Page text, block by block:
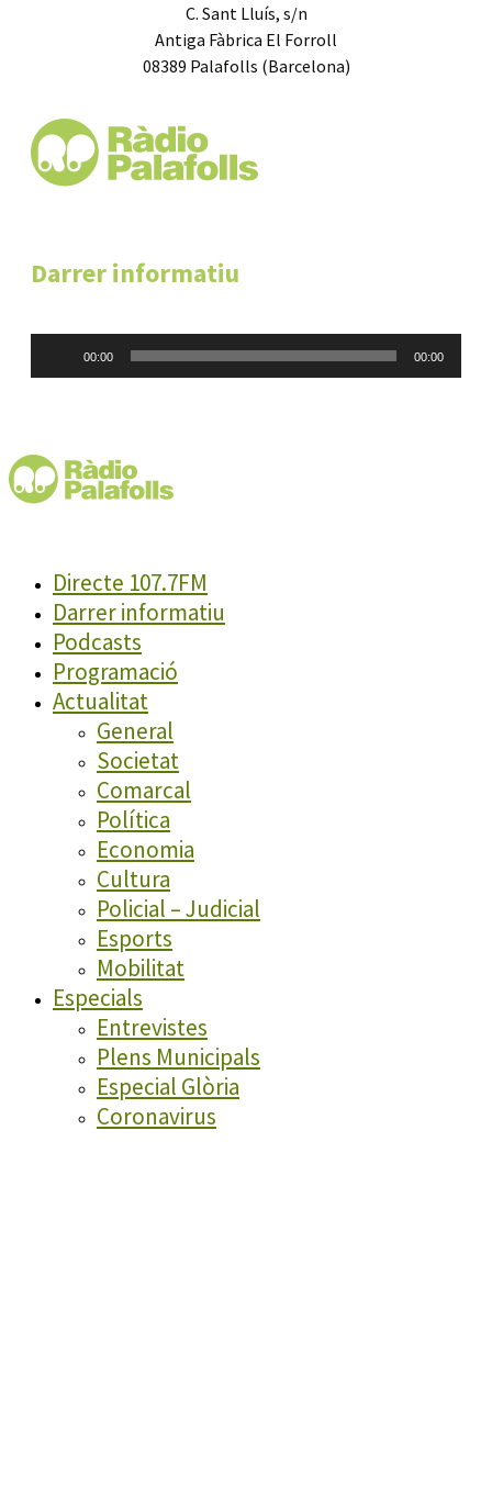
C. Sant Lluís, s/n
Antiga Fàbrica El Forroll
08389 Palafolls (Barcelona)
Darrer informatiu
00:00 00:00
Directe 107.7FM
Darrer informatiu
Podcasts
Programació
Actualitat
General
Societat
Comarcal
Política
Economia
Cultura
Policial – Judicial
Esports
Mobilitat
Especials
Entrevistes
Plens Municipals
Especial Glòria
Coronavirus